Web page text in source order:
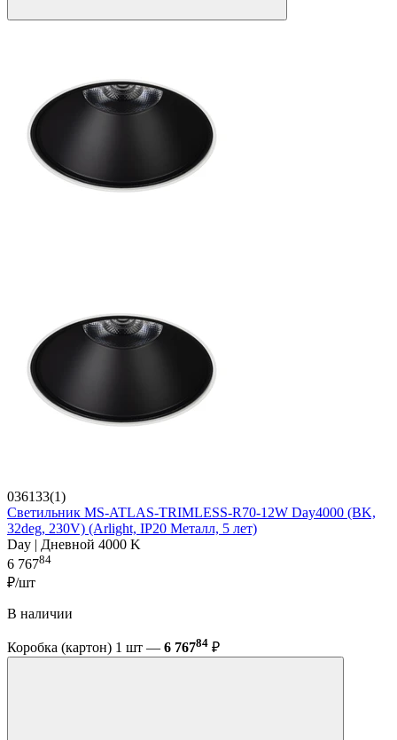
036133(1)
Светильник MS-ATLAS-TRIMLESS-R70-12W Day4000 (BK,
32deg, 230V) (Arlight, IP20 Металл, 5 лет)
Day | Дневной 4000 K
6 76784
₽/шт
В наличии
Коробка (картон) 1 шт — 6 76784 ₽